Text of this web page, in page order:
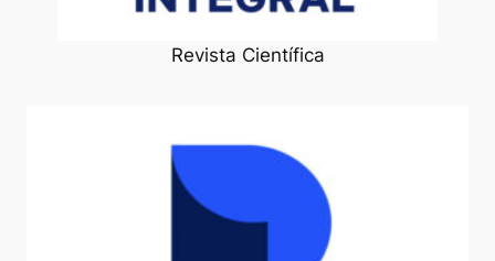
Revista Científica